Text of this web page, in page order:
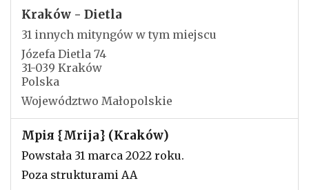
Kraków - Dietla
31 innych mityngów w tym miejscu
Józefa Dietla 74
31-039 Kraków
Polska
Województwo Małopolskie
Мрія {Mrija} (Kraków)
Powstała 31 marca 2022 roku.
Poza strukturami AA